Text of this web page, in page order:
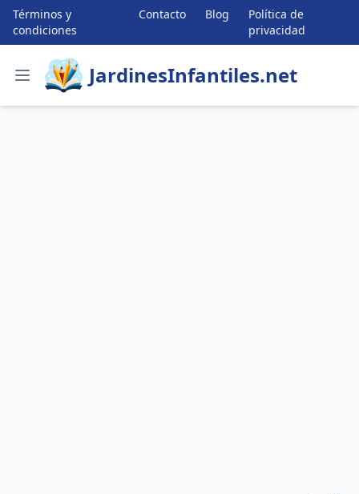
Términos y
condiciones
Contacto Blog
Política de
privacidad
JardinesInfantiles.net